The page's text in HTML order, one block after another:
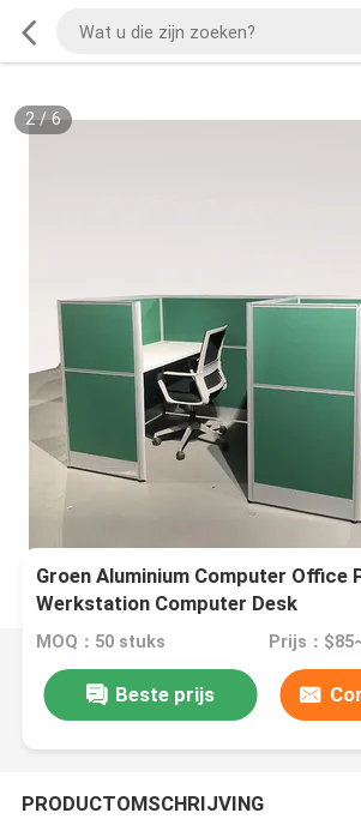
2/ 6
Groen Aluminium Computer Office
Werkstation Computer Desk
MOQ：50 stuks Prijs：
Beste prijs
PRODUCTOMSCHRIJVING